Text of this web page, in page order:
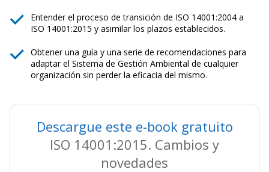
Entender el proceso de transición de ISO 14001:2004 a
ISO 14001:2015 y asimilar los plazos establecidos.
Obtener una guía y una serie de recomendaciones para
adaptar el Sistema de Gestión Ambiental de cualquier
organización sin perder la eficacia del mismo.
Descargue este e-book gratuito
ISO 14001:2015. Cambios y
novedades